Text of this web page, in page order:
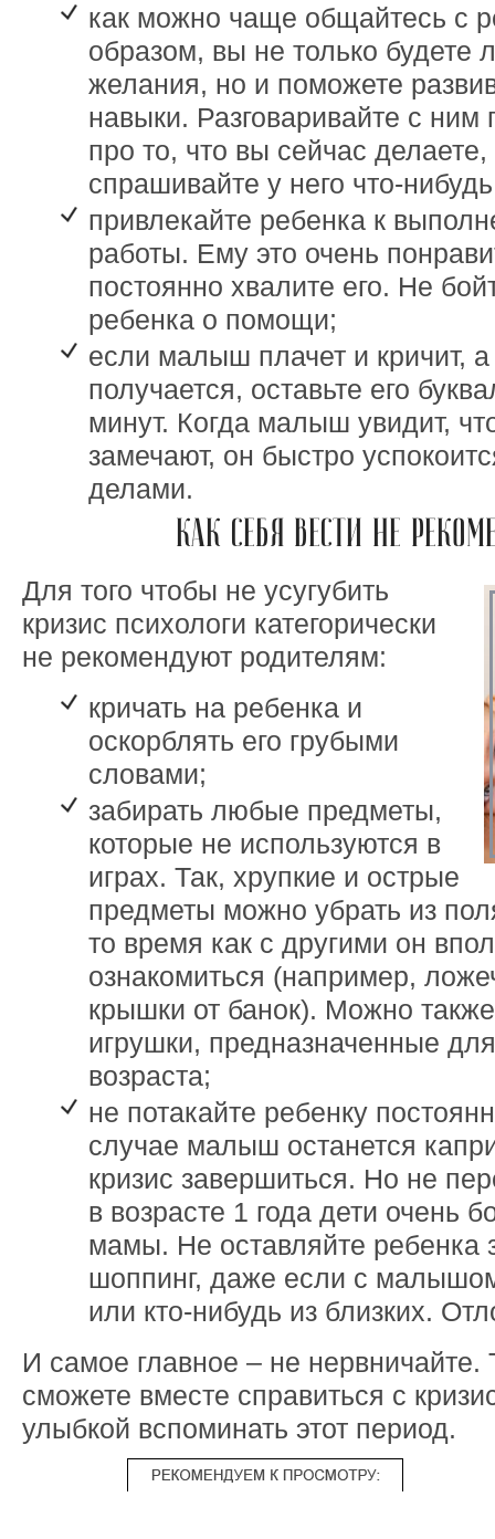
как можно чаще общайтесь с
образом, вы не только будете
желания, но и поможете
навыки. Разговаривайте с ним
про то, что вы сейчас
спрашивайте у него что-
привлекайте ребенка к
работы. Ему это очень
постоянно хвалите его. Не
ребенка о помощи;
если малыш плачет и кричит, а
получается, оставьте его
минут. Когда малыш увидит,
замечают, он быстро
делами.
КАК СЕБЯ ВЕСТИ НЕ
Для того чтобы не усугубить
кризис психологи категорически
не рекомендуют родителям:
кричать на ребенка и
оскорблять его грубыми
словами;
забирать любые предметы,
которые не используются в
играх. Так, хрупкие и острые
предметы можно убрать из
то время как с другими он
ознакомиться (например,
крышки от банок). Можно
игрушки, предназначенные
возраста;
не потакайте ребенку
случае малыш останется
кризис завершиться. Но не
в возрасте 1 года дети очень
мамы. Не оставляйте ребенка
шоппинг, даже если с
или кто-нибудь из близких.
И самое главное – не нервничайте.
сможете вместе справиться с
улыбкой вспоминать этот период.